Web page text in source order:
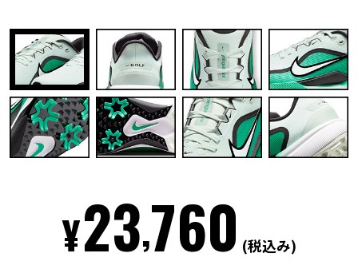
¥23,760 (税込み)